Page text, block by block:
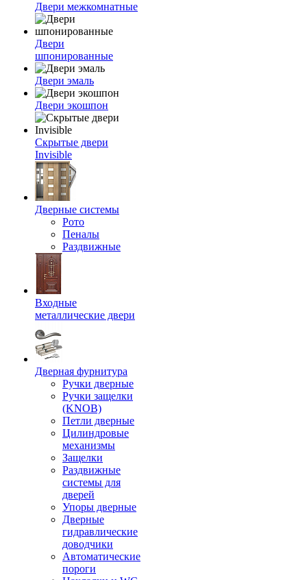
Двери межкомнатные
Двери
шпонированные
Двери эмаль
Двери экошпон
Скрытые двери
Invisible
Дверные системы
Рото
Пеналы
Раздвижные
Входные
металлические двери
Дверная фурнитура
Ручки дверные
Ручки защелки
(KNOB)
Петли дверные
Цилиндровые
механизмы
Защелки
Раздвижные
системы для
дверей
Упоры дверные
Дверные
гидравлические
доводчики
Автоматические
пороги